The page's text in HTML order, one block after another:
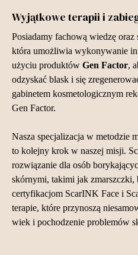
Wyjątkowe terapii i
Posiadamy fachową wiedzę
która umożliwia wykonywanie
użyciu produktów Gen Factor,
odzyskać blask i się
gabinetem kosmetologicznym
Gen Factor.
Nasza specjalizacja w metodzie
to kolejny krok w naszej misji.
rozwiązanie dla osób
skórnymi, takimi jak
certyfikacjom ScarINK Face i
terapie, które przynoszą
wiek i pochodzenie problemów